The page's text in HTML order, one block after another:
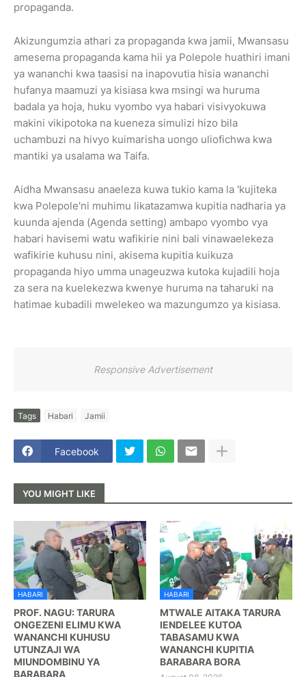
propaganda.
Akizungumzia athari za propaganda kwa jamii, Mwansasu
amesema propaganda kama hii ya Polepole huathiri imani
ya wananchi kwa taasisi na inapovutia hisia wananchi
hufanya maamuzi ya kisiasa kwa msingi wa huruma
badala ya hoja, huku vyombo vya habari visivyokuwa
makini vikipotoka na kueneza simulizi hizo bila
uchambuzi na hivyo kuimarisha uongo uliofichwa kwa
mantiki ya usalama wa Taifa.
Aidha Mwansasu anaeleza kuwa tukio kama la 'kujiteka
kwa Polepole'ni muhimu likatazamwa kupitia nadharia ya
kuunda ajenda (Agenda setting) ambapo vyombo vya
habari havisemi watu wafikirie nini bali vinawaelekeza
wafikirie kuhusu nini, akisema kupitia kuikuza
propaganda hiyo umma unageuzwa kutoka kujadili hoja
za sera na kuelekezwa kwenye huruma na taharuki na
hatimae kubadili mwelekeo wa mazungumzo ya kisiasa.
Responsive Advertisement
Tags Habari Jamii
Facebook
YOU MIGHT LIKE
HABARI
PROF. NAGU: TARURA
ONGEZENI ELIMU KWA
WANANCHI KUHUSU
UTUNZAJI WA
MIUNDOMBINU YA
BARABARA ‎
HABARI
MTWALE AITAKA TARURA
IENDELEE KUTOA
TABASAMU KWA
WANANCHI KUPITIA
BARABARA BORA ‎